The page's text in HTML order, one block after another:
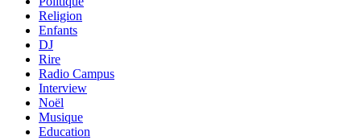
Religion
Enfants
DJ
Rire
Radio Campus
Interview
Noël
Musique
Education